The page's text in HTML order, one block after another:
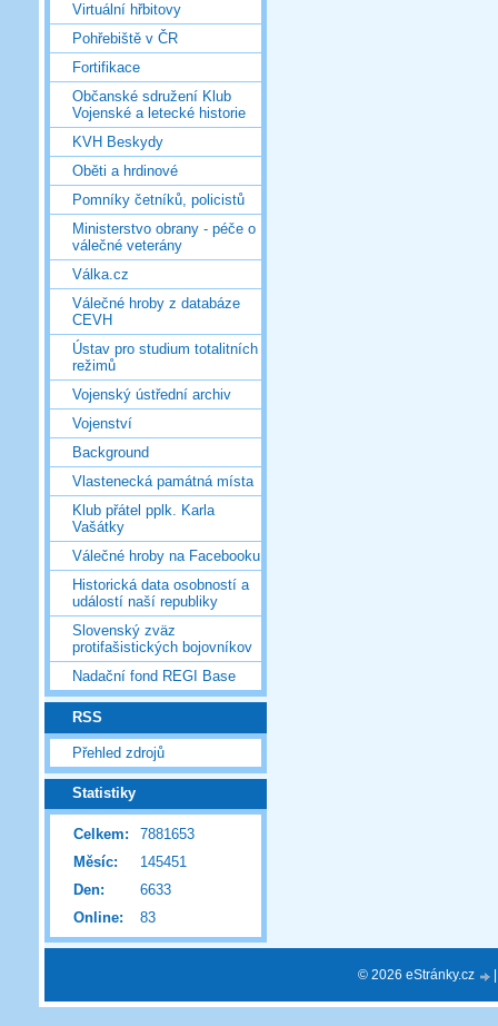
Virtuální hřbitovy
Pohřebiště v ČR
Fortifikace
Občanské sdružení Klub
Vojenské a letecké historie
KVH Beskydy
Oběti a hrdinové
Pomníky četníků, policistů
Ministerstvo obrany - péče o
válečné veterány
Válka.cz
Válečné hroby z databáze
CEVH
Ústav pro studium totalitních
režimů
Vojenský ústřední archiv
Vojenství
Background
Vlastenecká památná místa
Klub přátel pplk. Karla
Vašátky
Válečné hroby na Facebooku
Historická data osobností a
událostí naší republiky
Slovenský zväz
protifašistických bojovníkov
Nadační fond REGI Base
RSS
Přehled zdrojů
Statistiky
Online: 83
Celkem:
7881653
Měsíc:
145451
Den:
6633
© 2026 eStránky.cz